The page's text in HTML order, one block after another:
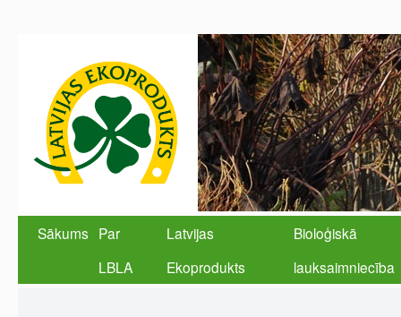
Sākums Par
LBLA
Latvijas
Ekoprodukts
Bioloģiskā
lauksaimniecība